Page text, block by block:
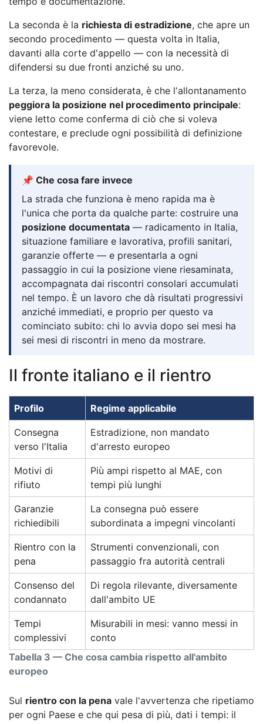
La seconda è la richiesta di estradizione, che apre un
secondo procedimento — questa volta in Italia,
davanti alla corte d'appello — con la necessità di
difendersi su due fronti anziché su uno.
La terza, la meno considerata, è che l'allontanamento
peggiora la posizione nel procedimento principale:
viene letto come conferma di ciò che si voleva
contestare, e preclude ogni possibilità di definizione
favorevole.
📌 Che cosa fare invece
La strada che funziona è meno rapida ma è
l'unica che porta da qualche parte: costruire una
posizione documentata — radicamento in Italia,
situazione familiare e lavorativa, profili sanitari,
garanzie offerte — e presentarla a ogni
passaggio in cui la posizione viene riesaminata,
accompagnata dai riscontri consolari accumulati
nel tempo. È un lavoro che dà risultati progressivi
anziché immediati, e proprio per questo va
cominciato subito: chi lo avvia dopo sei mesi ha
sei mesi di riscontri in meno da mostrare.
Il fronte italiano e il rientro
Tabella 3 — Che cosa cambia rispetto all'ambito
europeo
Profilo Regime applicabile
Consegna
verso l'Italia
Estradizione, non mandato
d'arresto europeo
Motivi di
rifiuto
Più ampi rispetto al MAE, con
tempi più lunghi
Garanzie
richiedibili
La consegna può essere
subordinata a impegni vincolanti
Rientro con la
pena
Strumenti convenzionali, con
passaggio fra autorità centrali
Consenso del
condannato
Di regola rilevante, diversamente
dall'ambito UE
Tempi
complessivi
Misurabili in mesi: vanno messi in
conto
Sul rientro con la pena vale l'avvertenza che ripetiamo
per ogni Paese e che qui pesa di più, dati i tempi: il